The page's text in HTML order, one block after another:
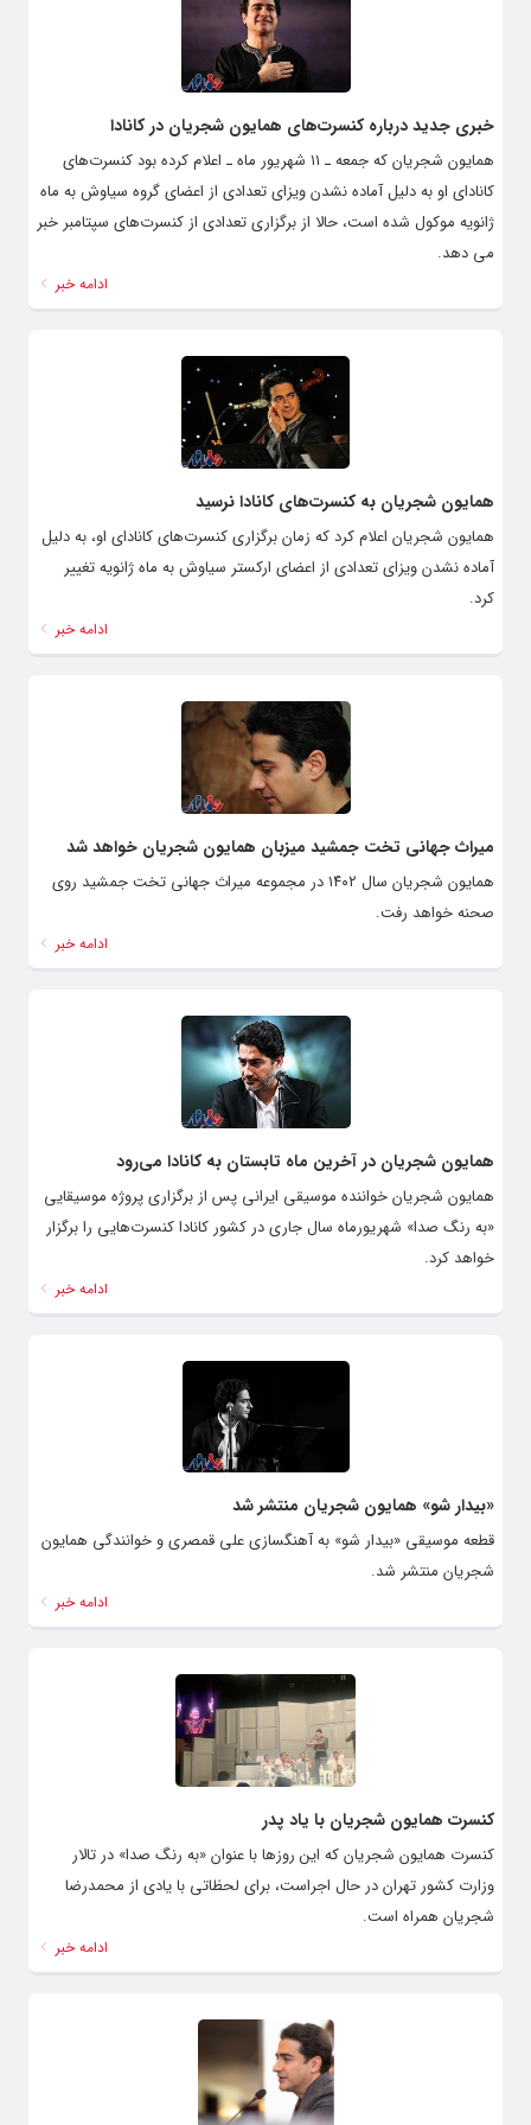
خبری جدید درباره کنسرت‌های همایون شجریان در کانادا
همایون شجریان که جمعه ـ ۱۱ شهریور ماه ـ اعلام کرده بود کنسرت‌های
کانادای او به دلیل آماده نشدن ویزای تعدادی از اعضای گروه سیاوش به ماه
ژانویه موکول شده است، حالا از برگزاری تعدادی از کنسرت‌های سپتامبر خبر
می دهد.
ادامه خبر
همایون شجریان به کنسرت‌های کانادا نرسید
همایون شجریان اعلام کرد که زمان برگزاری کنسرت‌های کانادای او، به دلیل
آماده نشدن ویزای تعدادی از اعضای ارکستر سیاوش به ماه ژانویه تغییر
کرد.
ادامه خبر
میراث جهانی تخت جمشید میزبان همایون شجریان خواهد شد
همایون شجریان سال ۱۴۰۲ در مجموعه میراث جهانی تخت جمشید روی
صحنه خواهد رفت.
ادامه خبر
همایون شجریان در آخرین ماه تابستان به کانادا می‌رود
همایون شجریان خواننده موسیقی ایرانی پس از برگزاری پروژه موسیقایی
«به رنگ صدا» شهریورماه سال جاری در کشور کانادا کنسرت‌هایی را برگزار
خواهد کرد.
ادامه خبر
«بیدار شو» همایون شجریان منتشر شد
قطعه موسیقی «بیدار شو» به آهنگسازی علی قمصری و خوانندگی همایون
شجریان منتشر شد.
ادامه خبر
کنسرت همایون شجریان با یاد پدر
کنسرت همایون شجریان که این روزها با عنوان «به رنگ صدا» در تالار
وزارت کشور تهران در حال اجراست، برای لحظاتی با یادی از محمدرضا
شجریان همراه است.
ادامه خبر